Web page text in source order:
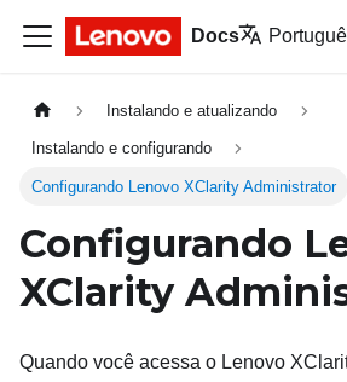
Docs
Instalando e atualizando
Instalando e configurando
Configurando Lenovo XClarity Administrator
Configurando
XClarity
Quando você acessa o Lenovo